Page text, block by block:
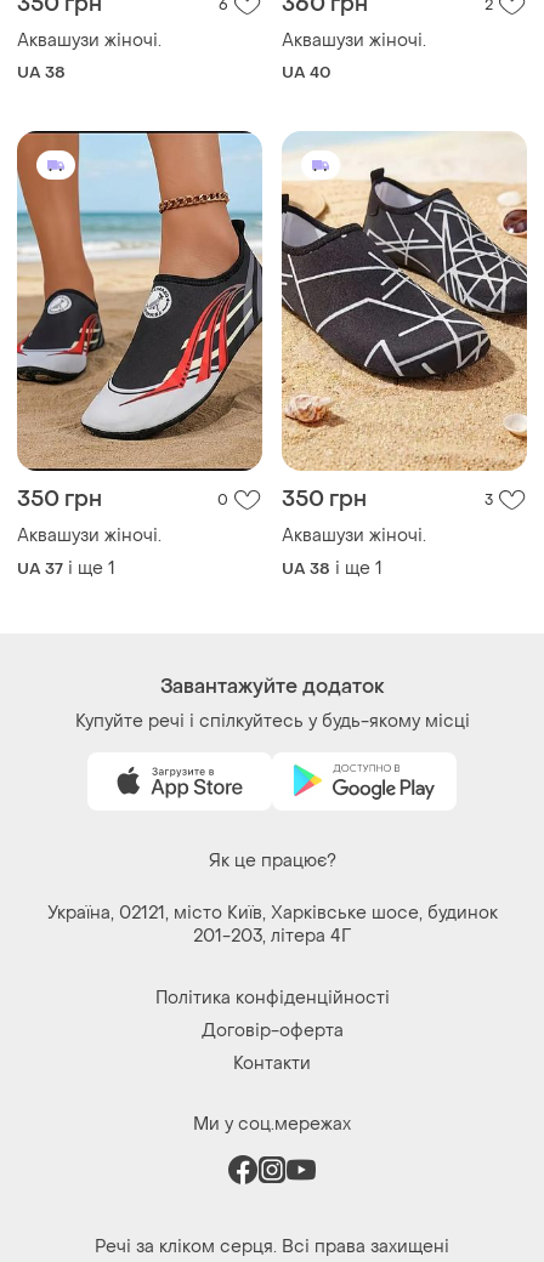
6
Аквашузи жіночі.
UA 38
2
Аквашузи жіночі.
UA 40
350 грн 0
Аквашузи жіночі.
UA 37 і ще 1
350 грн 3
Аквашузи жіночі.
UA 38 і ще 1
Завантажуйте додаток
Купуйте речі і спілкуйтесь у будь-якому місці
Як це працює?
Україна, 02121, місто Київ, Харківське шосе, будинок
201-203, літера 4Г
Політика конфіденційності
Договір-оферта
Контакти
Ми у соц.мережах
Речі за кліком серця. Всі права захищені